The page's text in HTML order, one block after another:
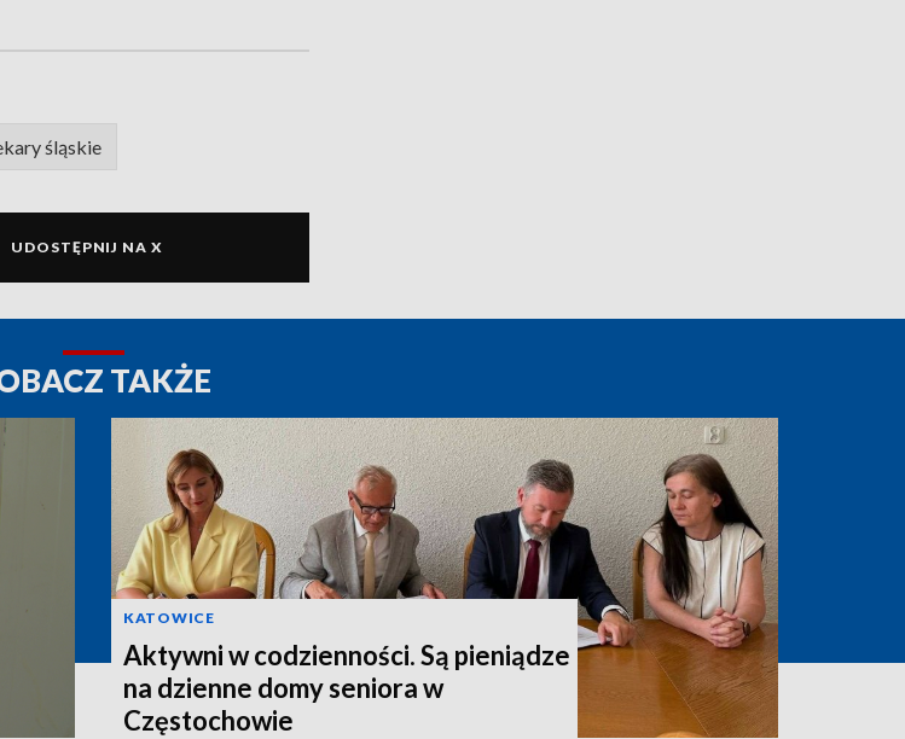
śląskie
UDOSTĘPNIJ NA X
TAKŻE
KATOWICE
Aktywni w codzienności. Są pieniądze
na dzienne domy seniora w
Częstochowie